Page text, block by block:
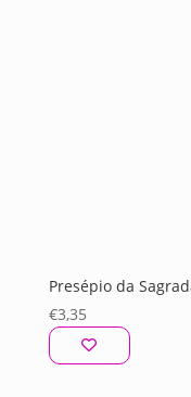
Presépio da
€3,35